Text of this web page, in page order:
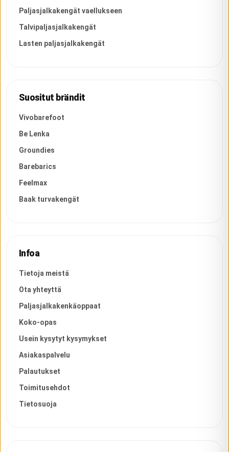
Paljasjalkakengät vaellukseen
Talvipaljasjalkakengät
Lasten paljasjalkakengät
Suositut brändit
Vivobarefoot
Be Lenka
Groundies
Barebarics
Feelmax
Baak turvakengät
Infoa
Tietoja meistä
Ota yhteyttä
Paljasjalkakenkäoppaat
Koko-opas
Usein kysytyt kysymykset
Asiakaspalvelu
Palautukset
Toimitusehdot
Tietosuoja